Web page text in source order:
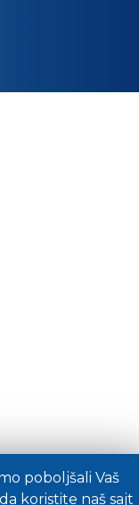
poboljšali Vaš
koristite naš sajt